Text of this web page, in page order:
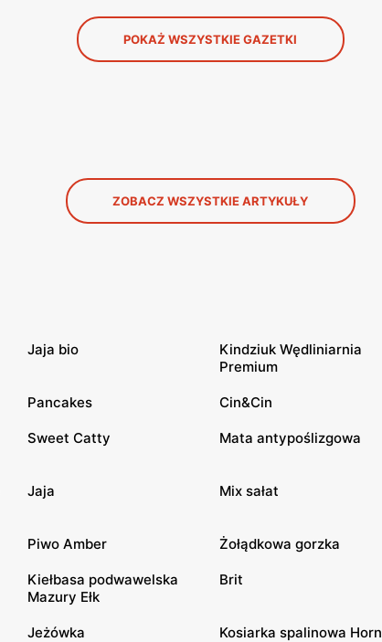
POKAŻ WSZYSTKIE GAZETKI
ZOBACZ WSZYSTKIE ARTYKUŁY
Jaja bio
Kindziuk Wędliniarnia
Premium
Pancakes Cin&Cin
Sweet Catty Mata antypoślizgowa
Jaja Mix sałat
Piwo Amber Żołądkowa gorzka
Kiełbasa podwawelska
Mazury Ełk
Brit
Jeżówka Kosiarka spalinowa Horn